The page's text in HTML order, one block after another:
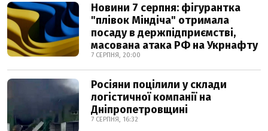
Новини 7 серпня: фігурантка
"плівок Міндіча" отримала
посаду в держпідприємстві,
масована атака РФ на Укрнафту
7 СЕРПНЯ, 20:00
Росіяни поцілили у склади
логістичної компанії на
Дніпропетровщині
7 СЕРПНЯ, 16:32